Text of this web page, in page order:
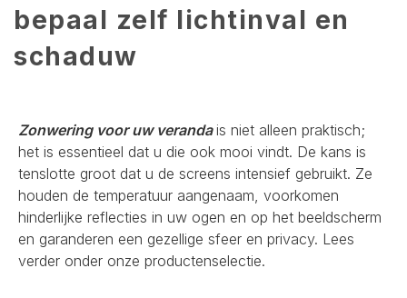
bepaal zelf lichtinval en
schaduw
Zonwering voor uw verandais niet alleen praktisch;
het is essentieel dat u die ook mooi vindt. De kans is
tenslotte groot dat u de screens intensief gebruikt. Ze
houden de temperatuur aangenaam, voorkomen
hinderlijke reflecties in uw ogen en op het beeldscherm
en garanderen een gezellige sfeer en privacy. Lees
verder onder onze productenselectie.